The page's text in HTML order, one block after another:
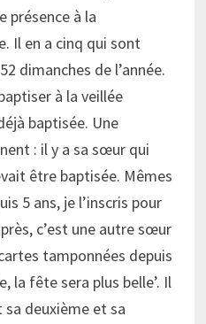
présence à la
Il en a cinq qui sont
dimanches de l’année.
à la veillée
baptisée. Une
: il y a sa sœur qui
être baptisée. Mêmes
5 ans, je l’inscris pour
c’est une autre sœur
tamponnées depuis
la fête sera plus belle’. Il
deuxième et sa